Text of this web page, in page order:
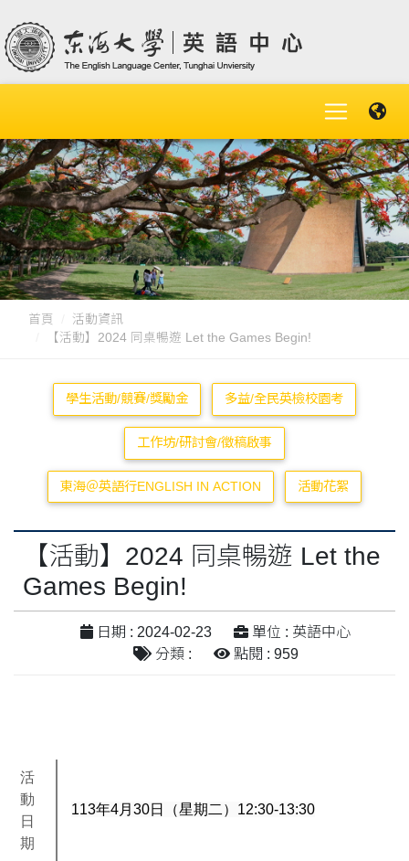
首頁
活動資訊
【活動】2024 同桌暢遊 Let the Games Begin!
學生活動/競賽/獎勵金 多益/全民英檢校園考
工作坊/研討會/徵稿啟事
東海＠英語行ENGLISH IN ACTION 活動花絮
【活動】2024 同桌暢遊 Let the
Games Begin!
日期 : 2024-02-23
單位 : 英語中心
分類 :
點閱 : 959
活
動
日
期
113年4月30日（星期二）12:30-13:30